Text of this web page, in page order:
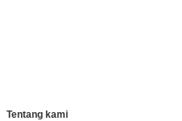
Tentang kami